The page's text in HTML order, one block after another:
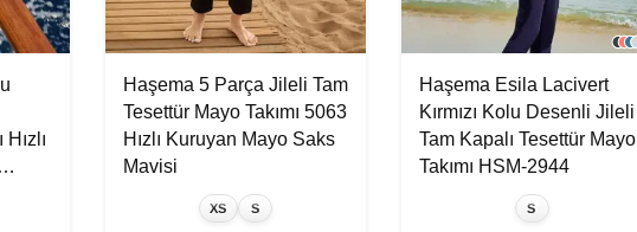
Haşema 5 Parça Jileli Tam
Tesettür Mayo Takımı 5063
Hızlı Kuruyan Mayo Saks
Mavisi
XS S
Haşema Esila Lacivert
Kırmızı Kolu Desenli Jileli
Tam Kapalı Tesettür Mayo
Takımı HSM-2944
S